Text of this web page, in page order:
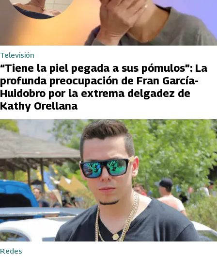
Televisión
“Tiene la piel pegada a sus pómulos”: La
profunda preocupación de Fran García-
Huidobro por la extrema delgadez de
Kathy Orellana
Redes